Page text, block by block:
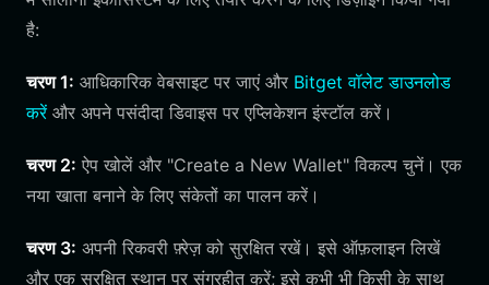
है:
चरण 1: आधिकारिक वेबसाइट पर जाएं और Bitget वॉलेट डाउनलोड
करेंऔर अपने पसंदीदा डिवाइस पर एप्लिकेशन इंस्टॉल करें।
चरण 2: ऐप खोलें और "Create a New Wallet" विकल्प चुनें। एक
नया खाता बनाने के लिए संकेतों का पालन करें।
चरण 3: अपनी रिकवरी फ़्रेज़ को सुरक्षित रखें। इसे ऑफ़लाइन लिखें
और एक सुरक्षित स्थान पर संग्रहीत करें; इसे कभी भी किसी के साथ